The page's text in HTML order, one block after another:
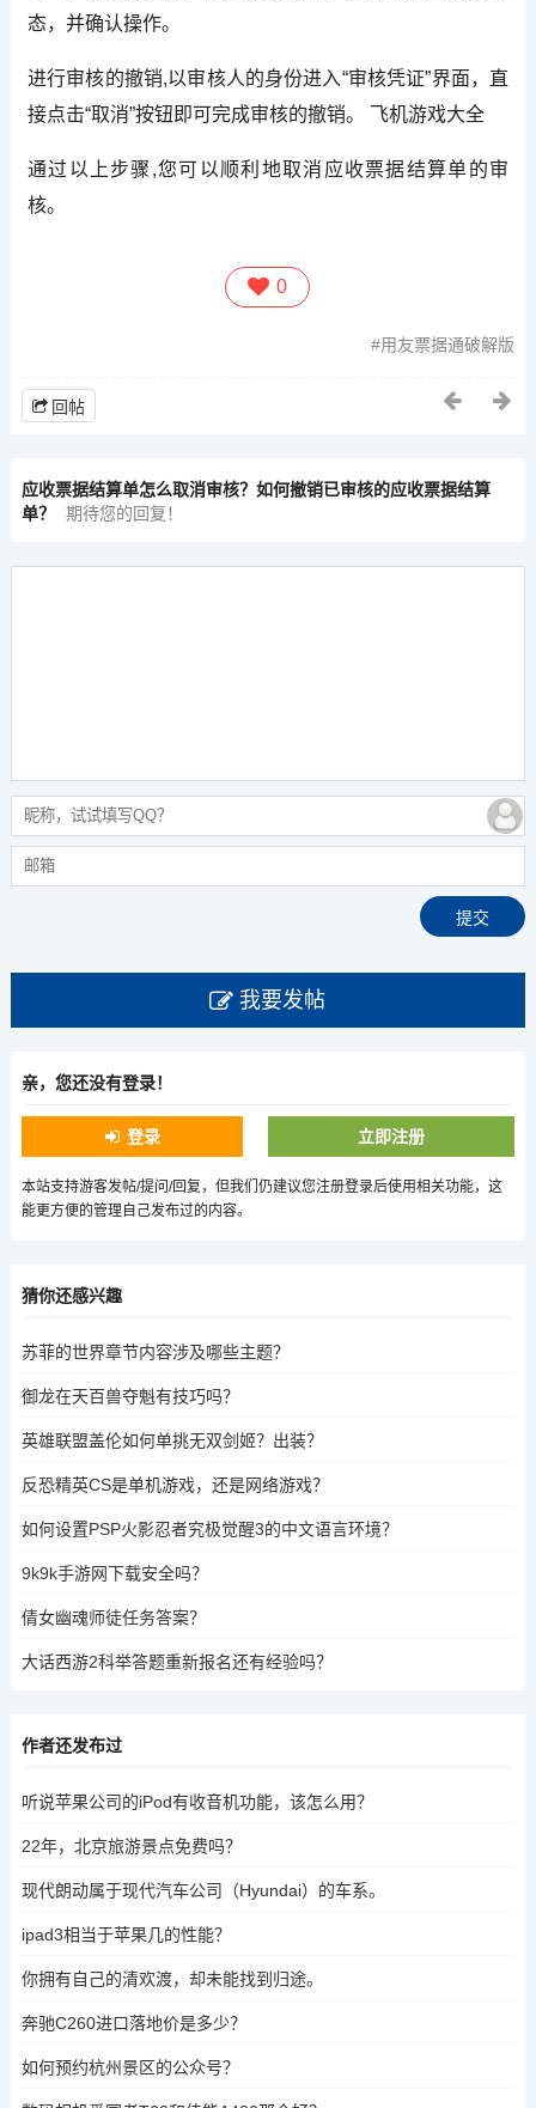
态，并确认操作。
进行审核的撤销,以审核人的身份进入“审核凭证”界面，直
接点击“取消”按钮即可完成审核的撤销。 飞机游戏大全
通过以上步骤,您可以顺利地取消应收票据结算单的审
核。
0
用友票据通破解版
回帖
应收票据结算单怎么取消审核？如何撤销已审核的应收票据结算
单？
期待您的回复！
我要发帖
亲，您还没有登录！
登录 立即注册
本站支持游客发帖/提问/回复，但我们仍建议您注册登录后使用相关功能，这
能更方便的管理自己发布过的内容。
猜你还感兴趣
苏菲的世界章节内容涉及哪些主题？
御龙在天百兽夺魁有技巧吗？
英雄联盟盖伦如何单挑无双剑姬？出装？
反恐精英CS是单机游戏，还是网络游戏？
如何设置PSP火影忍者究极觉醒3的中文语言环境？
9k9k手游网下载安全吗？
倩女幽魂师徒任务答案？
大话西游2科举答题重新报名还有经验吗？
作者还发布过
听说苹果公司的iPod有收音机功能，该怎么用？
22年，北京旅游景点免费吗？
现代朗动属于现代汽车公司（Hyundai）的车系。
ipad3相当于苹果几的性能？
你拥有自己的清欢渡，却未能找到归途。
奔驰C260进口落地价是多少？
如何预约杭州景区的公众号？